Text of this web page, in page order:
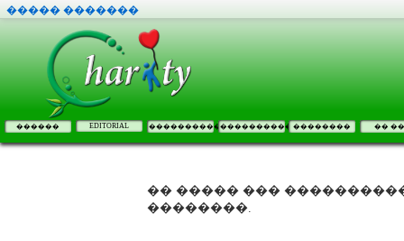
����� �������
������ EDITORIAL �������������������� �������� ��
�� ����� ���
��������.